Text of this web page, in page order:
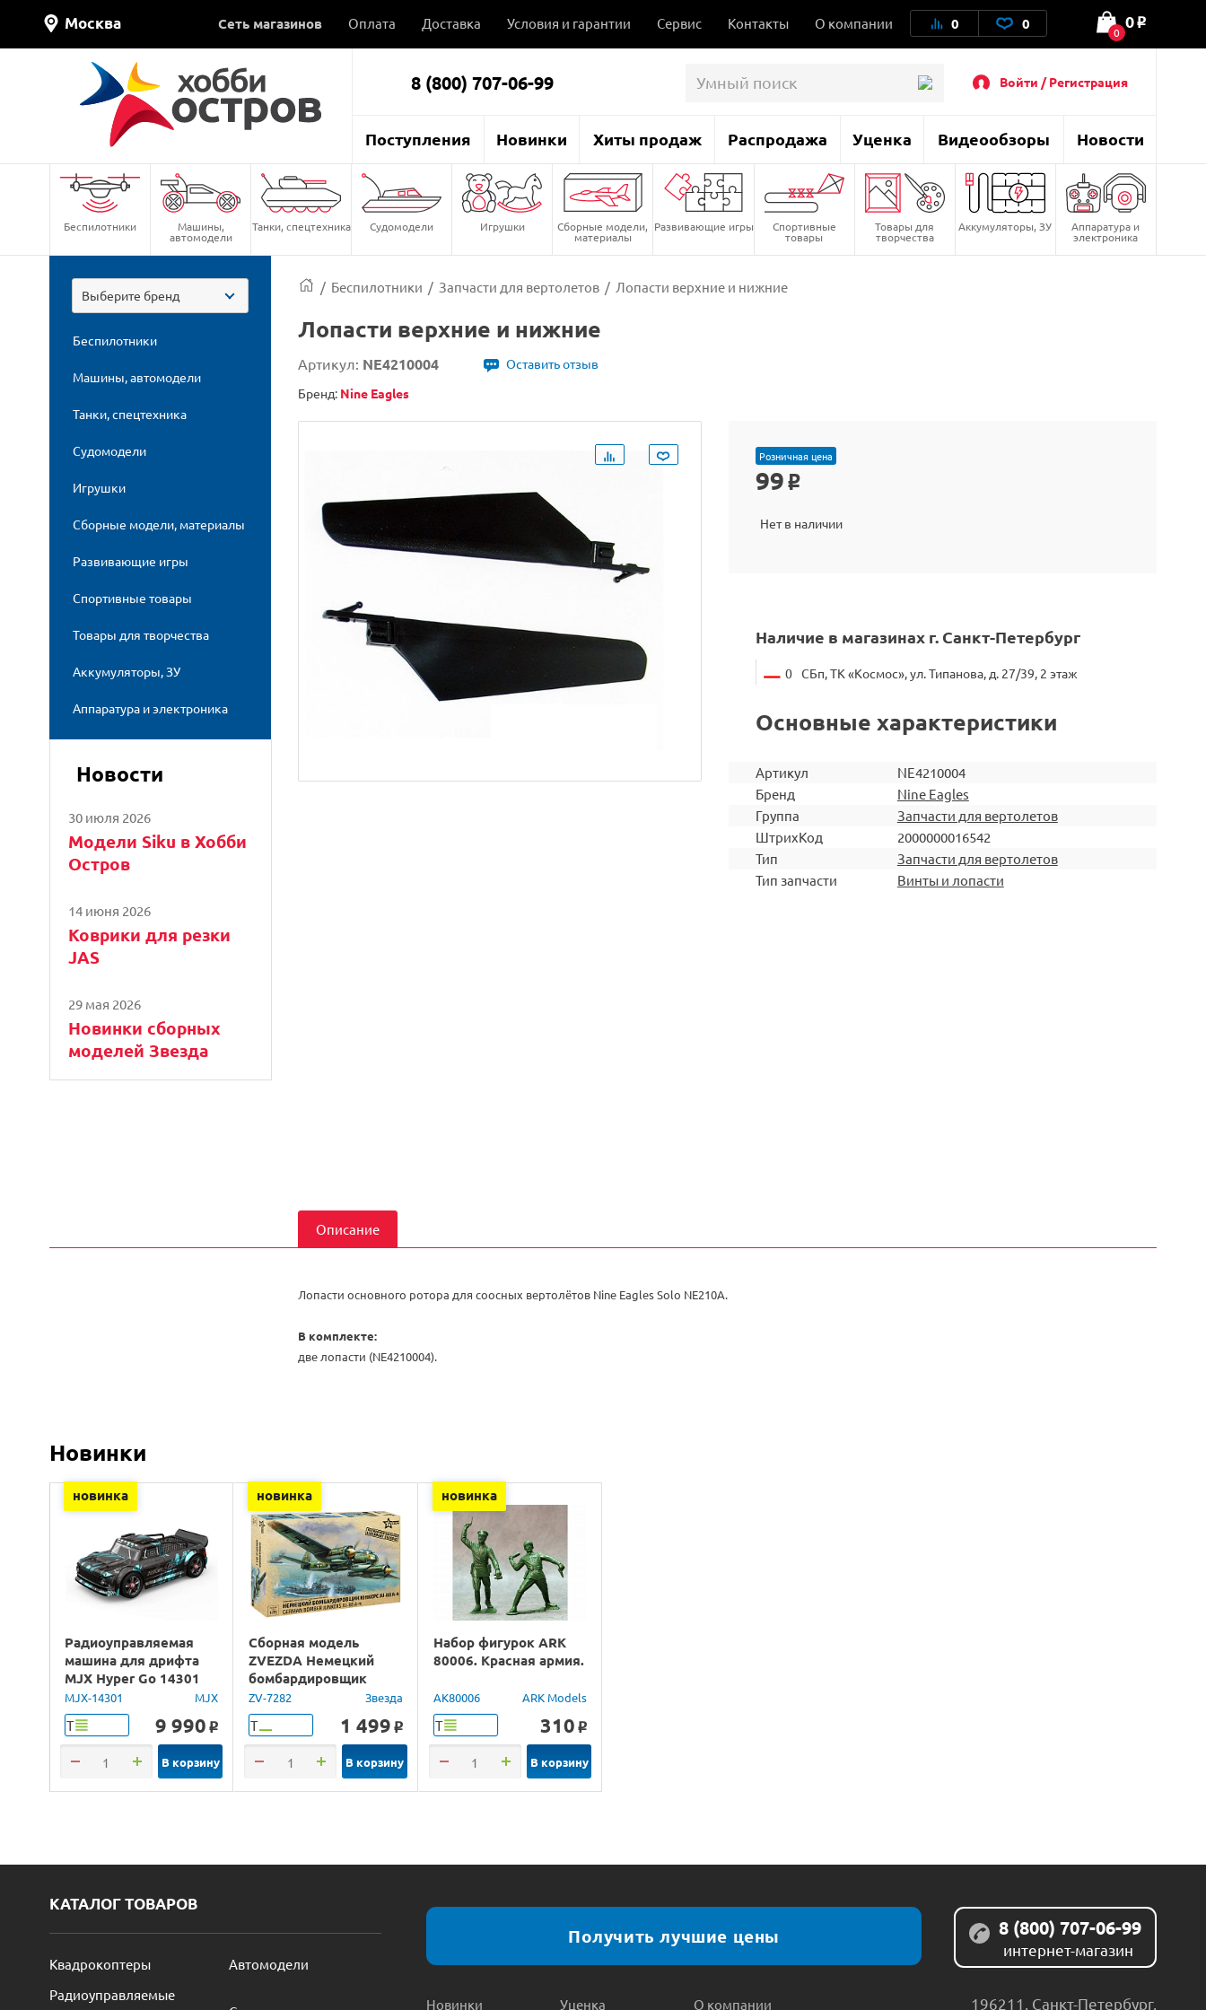
Москва Сеть магазинов Оплата Доставка Условия и гарантии Сервис Контакты О компании 0 0 0
0 o
8 (800) 707-06-99 Войти / Регистрация
Поступления Новинки Хиты продаж Распродажа Уценка Видеообзоры Новости
Беспилотники Машины,
автомодели
Танки, спецтехника Судомодели Игрушки Сборные модели,
материалы
Развивающие игры Спортивные
товары
Товары для
творчества
Аккумуляторы, ЗУ Аппаратура и
электроника
Выберите бренд
Беспилотники
Машины, автомодели
Танки, спецтехника
Судомодели
Игрушки
Сборные модели, материалы
Развивающие игры
Спортивные товары
Товары для творчества
Аккумуляторы, ЗУ
Аппаратура и электроника
Новости
30 июля 2026
Модели Siku в Хобби
Остров
14 июня 2026
Коврики для резки
JAS
29 мая 2026
Новинки сборных
моделей Звезда
/ Беспилотники / Запчасти для вертолетов / Лопасти верхние и нижние
Лопасти верхние и нижние
Артикул: NE4210004
Оставить отзыв
Бренд: Nine Eagles
Розничная цена
99 o
Нет в наличии
Наличие в магазинах г. Санкт-Петербург
0 СБп, ТК «Космос», ул. Типанова, д. 27/39, 2 этаж
Основные характеристики
Артикул
NE4210004
Бренд
Nine Eagles
Группа
Запчасти для вертолетов
ШтрихКод
2000000016542
Тип
Запчасти для вертолетов
Тип запчасти
Винты и лопасти
Описание
Лопасти основного ротора для соосных вертолётов Nine Eagles Solo NE210A.
В комплекте:
две лопасти (NE4210004).
Новинки
новинка
Радиоуправляемая
машина для дрифта
MJX Hyper Go 14301
Brushless 4WD 2.4G
LED 1/14 RTR
MJX-14301 MJX
Т 9 990 o
В корзину
новинка
Сборная модель
ZVEZDA Немецкий
бомбардировщик
Юнкерс Ju-88, 1/72
ZV-7282 Звезда
Т 1 499 o
В корзину
новинка
Набор фигурок ARK
80006. Красная армия.
AK80006 ARK Models
Т 310 o
В корзину
КАТАЛОГ ТОВАРОВ
Квадрокоптеры
Автомодели
Радиоуправляемые
Получить лучшие цены
Новинки Уценка О компании
8 (800) 707-06-99
интернет-магазин
196211 Санкт-Петербург,